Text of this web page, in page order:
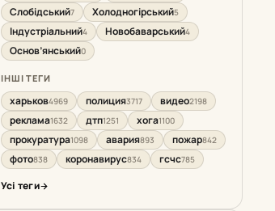
Слобідський7 Холодногірський5
Індустріальний4 Новобаварський4
Основ’янський0
ІНШІ ТЕГИ
харьков4969 полиция3717 видео2198
реклама1632 дтп1251 хога1100
прокуратура1098 авария893 пожар842
фото838 коронавирус834 гсчс785
Усі теги